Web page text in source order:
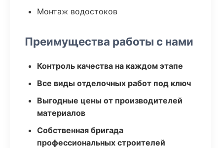
Монтаж водостоков
Преимущества работы с нами
Контроль качества на каждом этапе
Все виды отделочных работ под ключ
Выгодные цены от производителей
материалов
Собственная бригада
профессиональных строителей